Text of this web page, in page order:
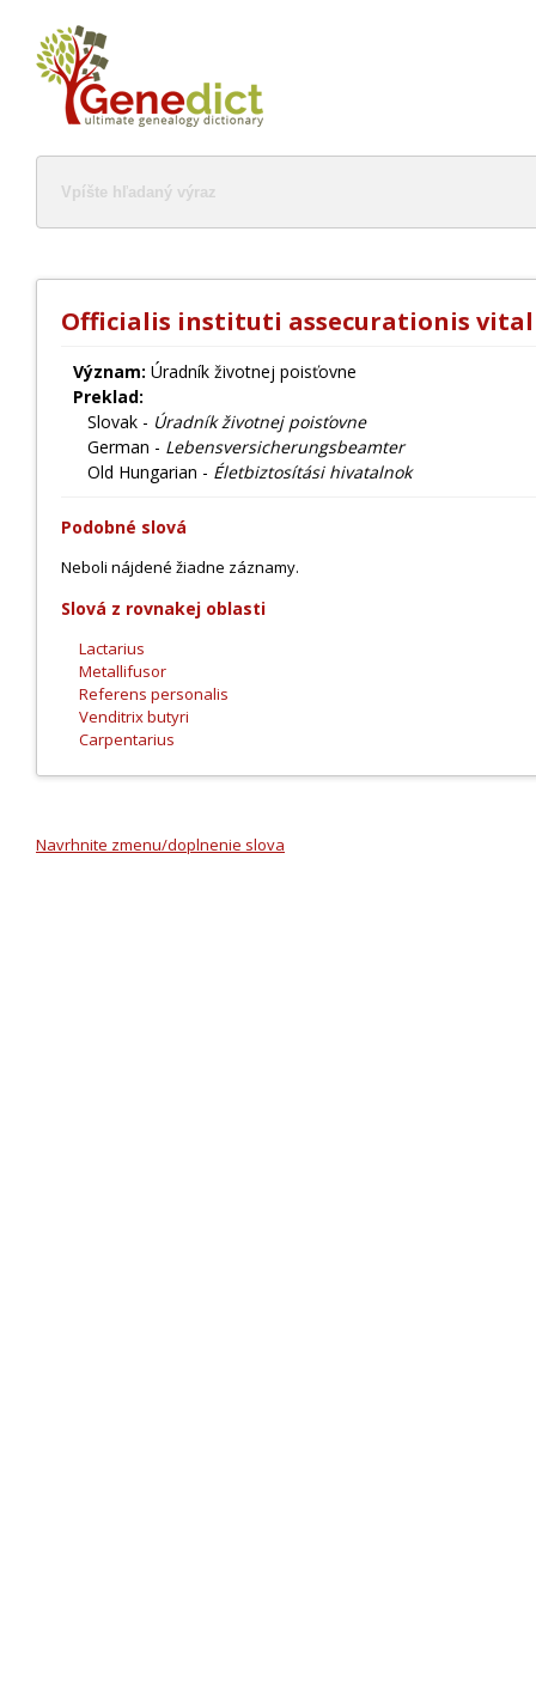
Officialis instituti assecurationis
Význam: Úradník životnej poisťovne
Preklad:
Slovak - Úradník životnej poisťovne
German - Lebensversicherungsbeamter
Old Hungarian - Életbiztosítási hivatalnok
Podobné slová
Neboli nájdené žiadne záznamy.
Slová z rovnakej oblasti
Lactarius
Metallifusor
Referens personalis
Venditrix butyri
Carpentarius
Navrhnite zmenu/doplnenie slova